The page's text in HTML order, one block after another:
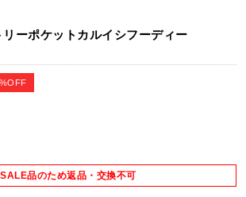
ーポケットカルイシフーディー
SALE品のため返品・交換不可